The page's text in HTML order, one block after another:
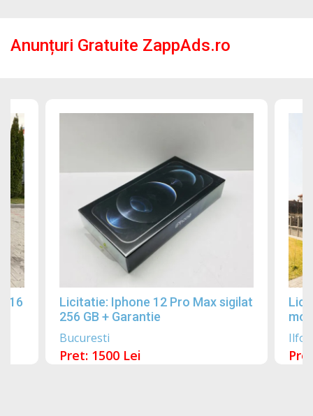
Anunțuri Gratuite ZappAds.ro
Licitatie: Iphone 12 Pro Max sigilat
256 GB + Garantie
Bucuresti
Pret: 1500 Lei
Ilfov